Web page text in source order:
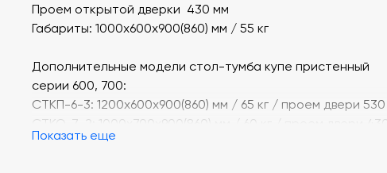
Проем открытой дверки 430 мм
Габариты: 1000х600х900(860) мм / 55 кг
Дополнительные модели стол-тумба купе пристенный
серии 600, 700:
СТКП-6-3: 1200х600х900(860) мм / 65 кг / проем двери 530
СТКО-7-2: 1000х700х900(860) мм / 60 кг / проем двери 430
СТКО-7-3: 1200х700х900(860) мм / 70 кг / проем двери 530
Показать еще